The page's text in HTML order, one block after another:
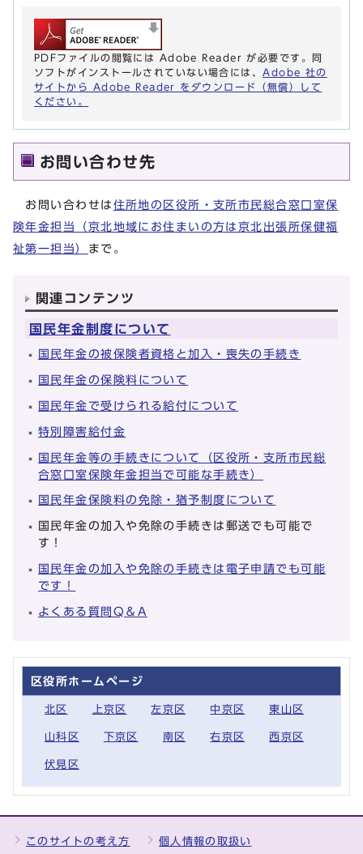
PDFファイルの閲覧には Adobe Reader が必要です。同
ソフトがインストールされていない場合には、 Adobe 社の
サイトから Adobe Reader をダウンロード（無償）して
ください。
お問い合わせ先
お問い合わせは 住所地の区役所・支所市民総合窓口室保
険年金担当（京北地域にお住まいの方は京北出張所保健福
祉第一担当） まで。
関連コンテンツ
国民年金制度について
国民年金の被保険者資格と加入・喪失の手続き
国民年金の保険料について
国民年金で受けられる給付について
特別障害給付金
国民年金等の手続きについて（区役所・支所市民総
合窓口室保険年金担当で可能な手続き）
国民年金保険料の免除・猶予制度について
国民年金の加入や免除の手続きは郵送でも可能で
す！
国民年金の加入や免除の手続きは電子申請でも可能
です！
よくある質問Q＆A
区役所ホームページ
北区 上京区 左京区 中京区 東山区
山科区 下京区 南区 右京区 西京区
伏見区
このサイトの考え方 個人情報の取扱い